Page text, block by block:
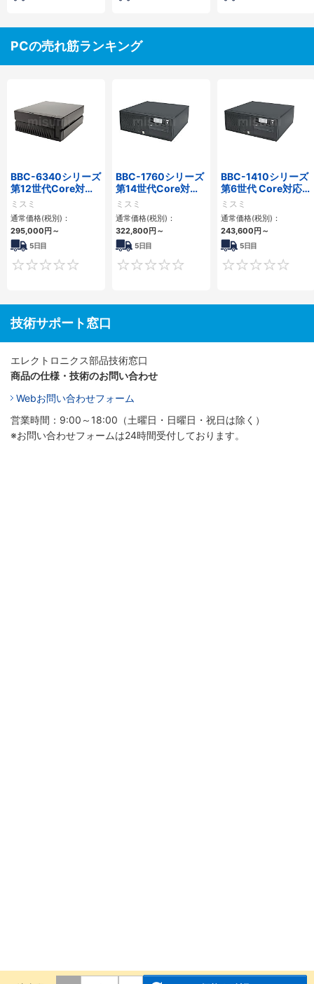
PCの売れ筋ランキング
BBC-6340シリーズ
第12世代Core対応
小型フロアマウント
PC2PCI/2PCIe
ミスミ
通常価格(税別)：
295,000円～
5日目
0
BBC-1760シリーズ
第14世代Core対応
小型フロアマウント
3PCIe
ミスミ
通常価格(税別)：
322,800円～
5日目
0
BBC-1410シリーズ
第6世代 Core対応フ
ロアマウントFAPC
3PCI・3PCIe
ミスミ
通常価格(税別)：
243,600円～
5日目
技術サポート窓口
エレクトロニクス部品技術窓口
商品の仕様・技術のお問い合わせ
Webお問い合わせフォーム
営業時間：9:00～18:00（土曜日・日曜日・祝日は除く）
※お問い合わせフォームは24時間受付しております。